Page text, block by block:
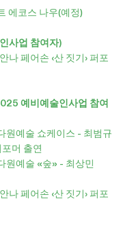
에코스 나우(예정)
사업 참여자)
페어손 ‹산 짓기› 퍼포
예비예술인사업 참여
원예술 쇼케이스 - 최범규
포머 출연
원예술 «숲» - 최상민
페어손 ‹산 짓기› 퍼포